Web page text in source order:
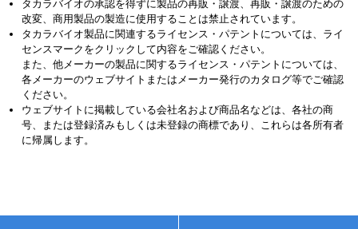
タカラバイオの承認を得ずに製品の再販・譲渡、再販・譲渡のための
改変、商用製品の製造に使用することは禁止されています。
タカラバイオ製品に関連するライセンス・パテントについては、ライ
センスマークをクリックして内容をご確認ください。
また、他メーカーの製品に関するライセンス・パテントについては、
各メーカーのウェブサイトまたはメーカー発行のカタログ等でご確認
ください。
ウェブサイトに掲載している会社名および商品名などは、各社の商
号、または登録済みもしくは未登録の商標であり、これらは各所有者
に帰属します。